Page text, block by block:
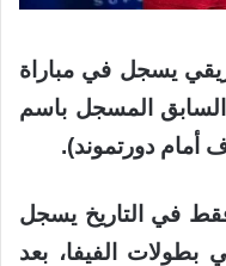
يسجل في مباراة
السابق المسجل باسم
في التاريخ يسجل
بطولات الفيفا، بعد